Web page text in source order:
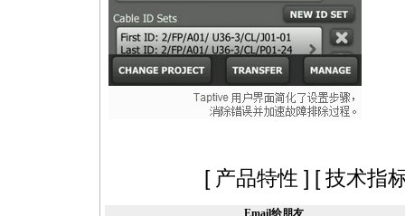
[ 产品特性 ] [技术指
Email给朋友